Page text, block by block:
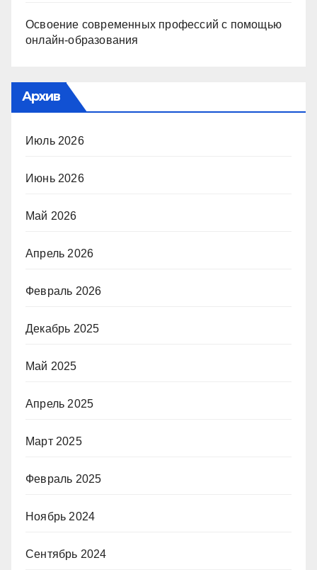
Освоение современных профессий с помощью
онлайн-образования
Архив
Июль 2026
Июнь 2026
Май 2026
Апрель 2026
Февраль 2026
Декабрь 2025
Май 2025
Апрель 2025
Март 2025
Февраль 2025
Ноябрь 2024
Сентябрь 2024